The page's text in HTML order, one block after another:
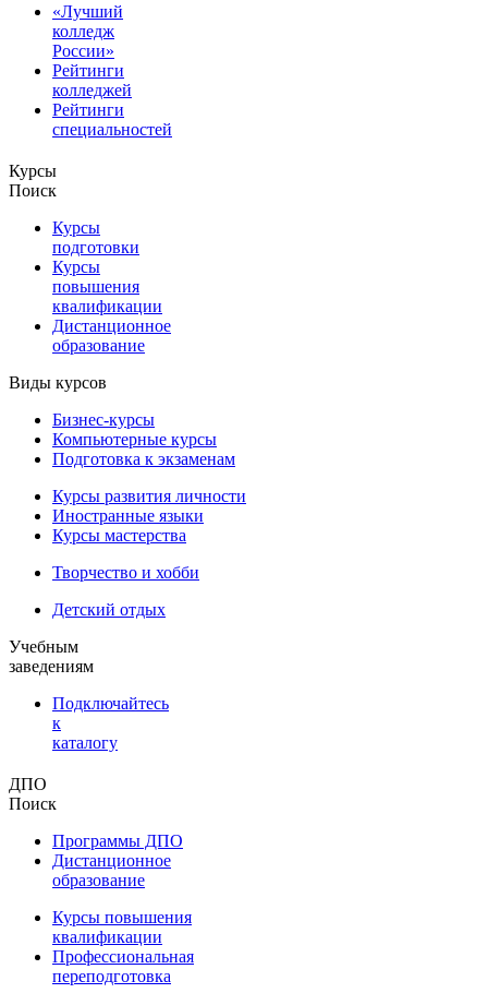
«Лучший
колледж
России»
Рейтинги
колледжей
Рейтинги
специальностей
Курсы
Поиск
Курсы
подготовки
Курсы
повышения
квалификации
Дистанционное
образование
Виды курсов
Бизнес-курсы
Компьютерные курсы
Подготовка к экзаменам
Курсы развития личности
Иностранные языки
Курсы мастерства
Творчество и хобби
Детский отдых
Учебным
заведениям
Подключайтесь
к
каталогу
ДПО
Поиск
Программы ДПО
Дистанционное
образование
Курсы повышения
квалификации
Профессиональная
переподготовка